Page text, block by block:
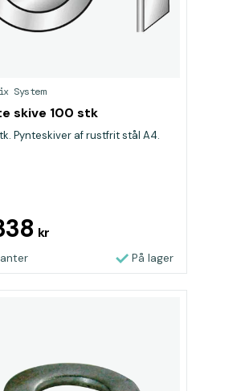
System
skive 100 stk
Pynteskiver af rustfrit stål A4.
kr
På lager